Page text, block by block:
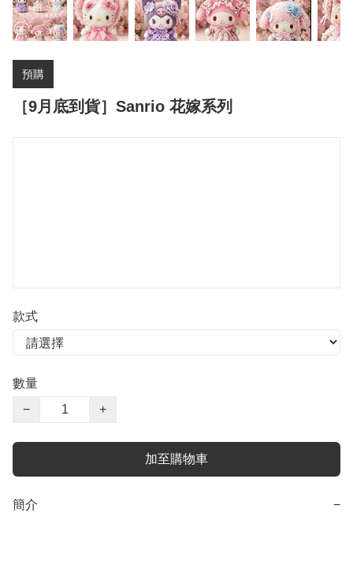
預購
［9月底到貨］Sanrio 花嫁系列
款式
數量
−
+
加至購物車
簡介 −